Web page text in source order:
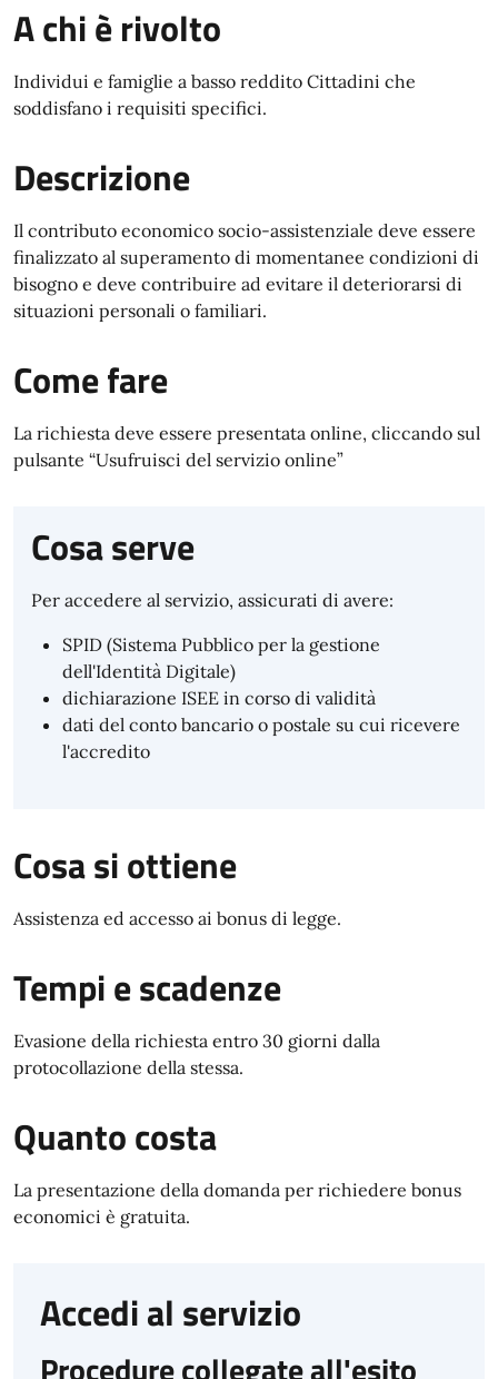
A chi è rivolto
Individui e famiglie a basso reddito Cittadini che
soddisfano i requisiti specifici.
Descrizione
Il contributo economico socio-assistenziale deve essere
finalizzato al superamento di momentanee condizioni di
bisogno e deve contribuire ad evitare il deteriorarsi di
situazioni personali o familiari.
Come fare
La richiesta deve essere presentata online, cliccando sul
pulsante “Usufruisci del servizio online”
Cosa serve
Per accedere al servizio, assicurati di avere:
SPID (Sistema Pubblico per la gestione
dell'Identità Digitale)
dichiarazione ISEE in corso di validità
dati del conto bancario o postale su cui ricevere
l'accredito
Cosa si ottiene
Assistenza ed accesso ai bonus di legge.
Tempi e scadenze
Evasione della richiesta entro 30 giorni dalla
protocollazione della stessa.
Quanto costa
La presentazione della domanda per richiedere bonus
economici è gratuita.
Accedi al servizio